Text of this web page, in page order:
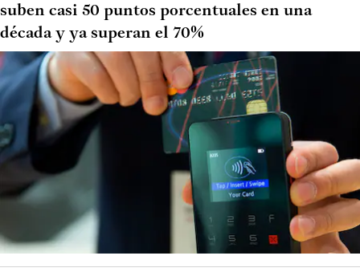
suben casi 50 puntos porcentuales en una
década y ya superan el 70%